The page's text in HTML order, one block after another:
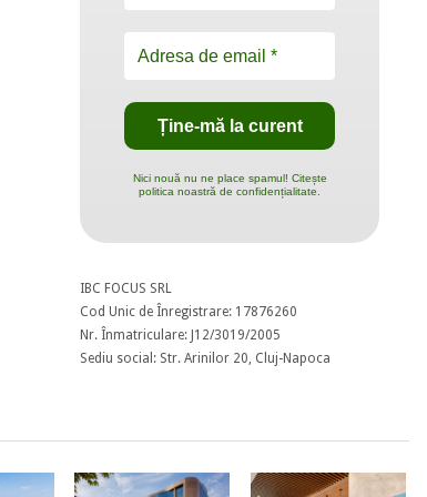
Nici nouă nu ne place spamul! Citește
politica noastră de confidențialitate.
IBC FOCUS SRL
Cod Unic de Înregistrare: 17876260
Nr. Înmatriculare: J12/3019/2005
Sediu social: Str. Arinilor 20, Cluj-Napoca